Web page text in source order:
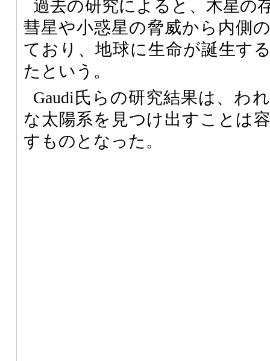
過去の研究によると、木星の
彗星や小惑星の脅威から内側
ており、地球に生命が誕生す
たという。
Gaudi氏らの研究結果は、わ
な太陽系を見つけ出すことは
すものとなった。